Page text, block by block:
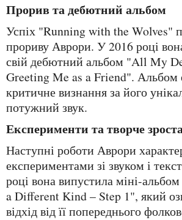
Прорив та дебютний альбом
Успіх "Running with the Wolves" привів до
прориву Аврори. У 2016 році
свій дебютний альбом "All My
Greeting Me as a Friend". Альбом
критичне визнання за його
потужний звук.
Експерименти та творче
Наступні роботи Аврори характеризувалися
експериментами зі звуком і
році вона випустила міні-
a Different Kind – Step 1", який
відхід від її попереднього